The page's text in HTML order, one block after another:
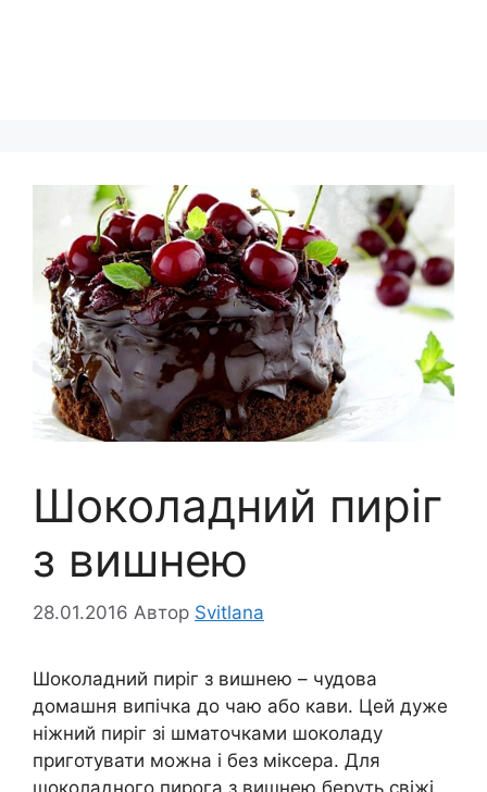
Шоколадний пиріг
з вишнею
28.01.2016 Автор Svitlana
Шоколадний пиріг з вишнею – чудова
домашня випічка до чаю або кави. Цей дуже
ніжний пиріг зі шматочками шоколаду
приготувати можна і без міксера. Для